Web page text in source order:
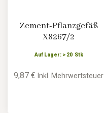
Zement-Pflanzgefäß
X8267/2
Auf Lager: > 20 Stk
9,87 €Inkl. Mehrwertsteuer